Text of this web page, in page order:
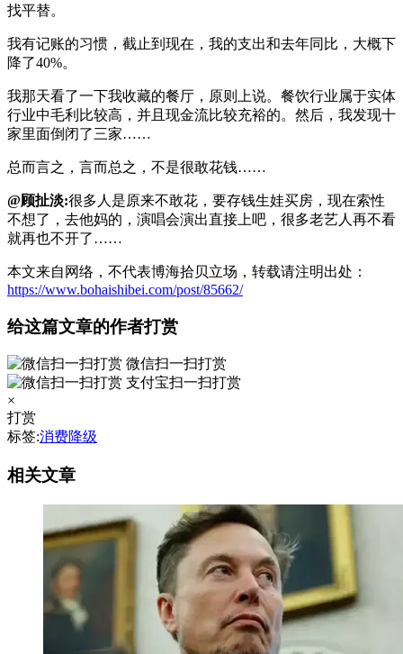
找平替。
我有记账的习惯，截止到现在，我的支出和去年同比，大概下
降了40%。
我那天看了一下我收藏的餐厅，原则上说。餐饮行业属于实体
行业中毛利比较高，并且现金流比较充裕的。然后，我发现十
家里面倒闭了三家……
总而言之，言而总之，不是很敢花钱……
@顾扯淡:很多人是原来不敢花，要存钱生娃买房，现在索性
不想了，去他妈的，演唱会演出直接上吧，很多老艺人再不看
就再也不开了……
本文来自网络，不代表博海拾贝立场，转载请注明出处：
https://www.bohaishibei.com/post/85662/
给这篇文章的作者打赏
微信扫一扫打赏
支付宝扫一扫打赏
×
打赏
标签:消费降级
相关文章